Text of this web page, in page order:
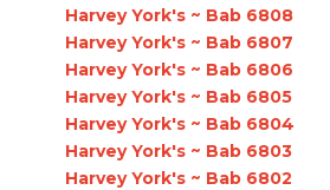
Harvey York's ~ Bab 6808
Harvey York's ~ Bab 6807
Harvey York's ~ Bab 6806
Harvey York's ~ Bab 6805
Harvey York's ~ Bab 6804
Harvey York's ~ Bab 6803
Harvey York's ~ Bab 6802